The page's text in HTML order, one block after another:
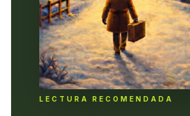
LECTURA RECOMENDADA